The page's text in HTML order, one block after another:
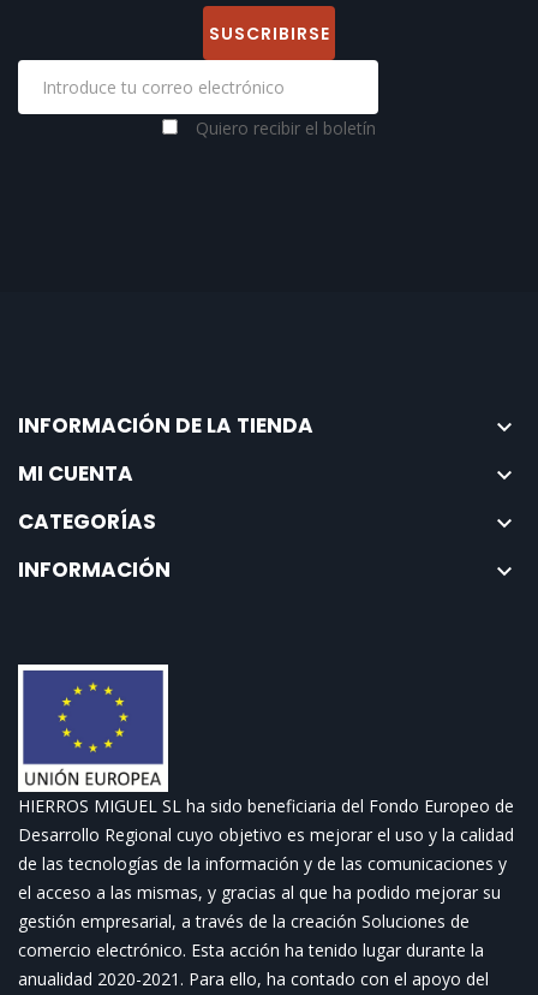
Quiero recibir el boletín
INFORMACIÓN DE LA TIENDA

MI CUENTA

CATEGORÍAS

INFORMACIÓN

HIERROS MIGUEL SL ha sido beneficiaria del Fondo Europeo de
Desarrollo Regional cuyo objetivo es mejorar el uso y la calidad
de las tecnologías de la información y de las comunicaciones y
el acceso a las mismas, y gracias al que ha podido mejorar su
gestión empresarial, a través de la creación Soluciones de
comercio electrónico. Esta acción ha tenido lugar durante la
anualidad 2020-2021. Para ello, ha contado con el apoyo del